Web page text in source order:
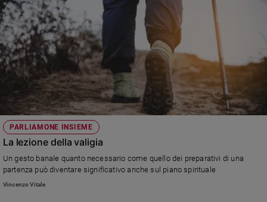
PARLIAMONE INSIEME
La lezione della valigia
Un gesto banale quanto necessario come quello dei preparativi di una
partenza può diventare significativo anche sul piano spirituale
Vincenzo Vitale